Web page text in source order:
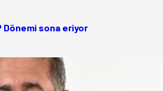
Dönemi sona eriyor